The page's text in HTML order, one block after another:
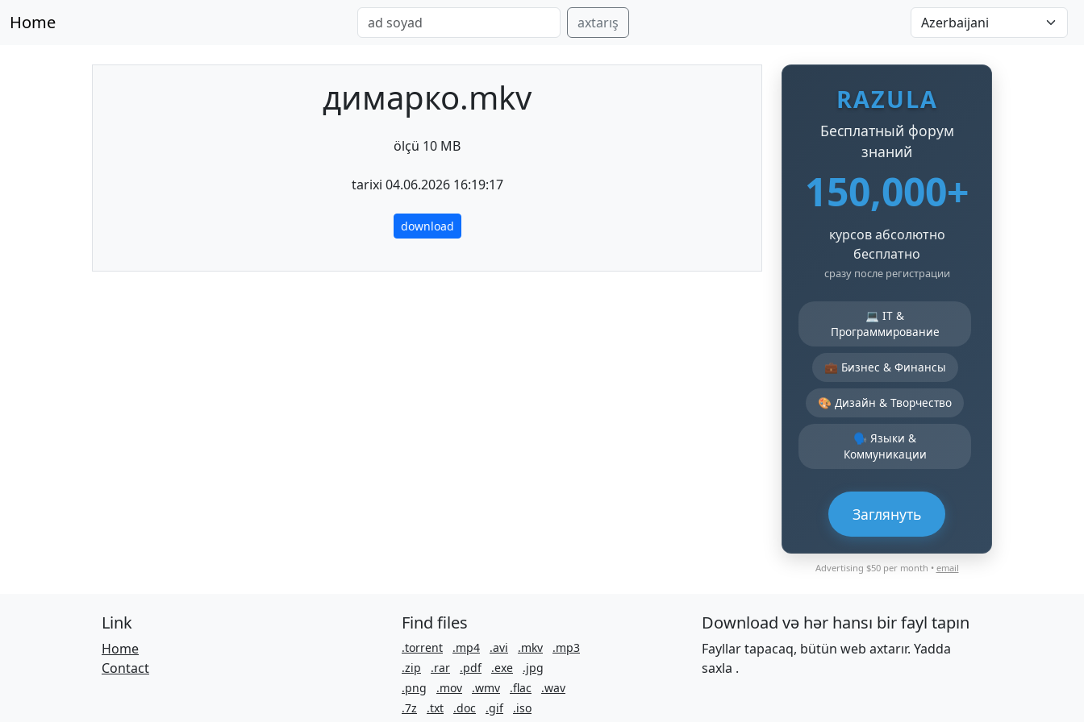
Home axtarış
димарко.mkv
ölçü 10 MB
tarixi 04.06.2026 16:19:17
download
RAZULA
Бесплатный форум
знаний
150,000+
курсов абсолютно
бесплатно
сразу после регистрации
💻 IT &
Программирование
💼 Бизнес & Финансы
🎨 Дизайн & Творчество
🗣️ Языки &
Коммуникации
Заглянуть
Advertising $50 per month • email
Link
Home
Contact
Find files
.torrent .mp4 .avi .mkv
.mp3
.zip
.rar .pdf .exe
.jpg
.png
.mov .wmv .flac
.wav
.7z
.txt .doc .gif .iso
Download və hər hansı bir fayl tapın
Fayllar tapacaq, bütün web axtarır. Yadda
saxla .